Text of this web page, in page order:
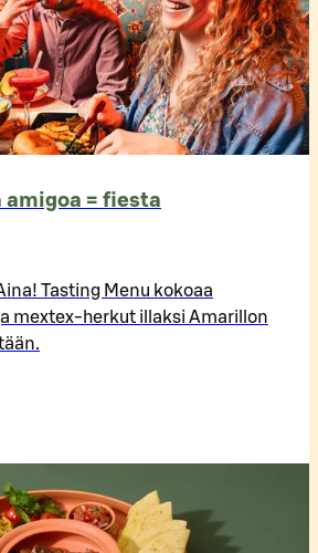
amigoa = fiesta
Tasting Menu kokoaa
mextex-herkut illaksi Amarillon